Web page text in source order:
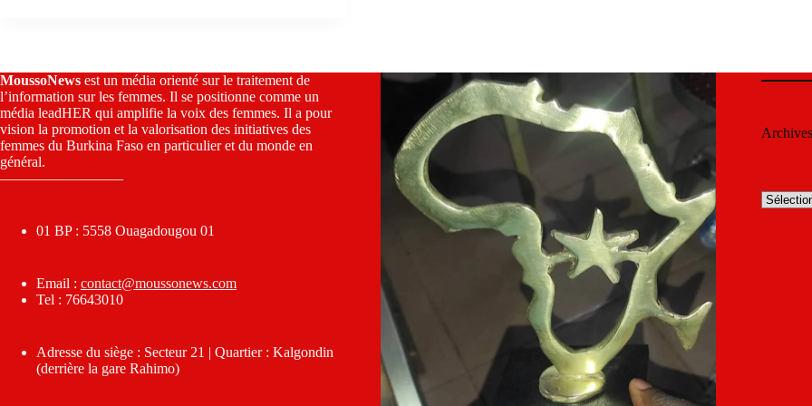
MoussoNews est un média orienté sur le traitement de
l’information sur les femmes. Il se positionne comme un
média leadHER qui amplifie la voix des femmes. Il a pour
vision la promotion et la valorisation des initiatives des
femmes du Burkina Faso en particulier et du monde en
général.
————————–
01 BP : 5558 Ouagadougou 01
Email : contact@moussonews.com
Tel : 76643010
Adresse du siège : Secteur 21 | Quartier : Kalgondin
(derrière la gare Rahimo)
Archives
Archives